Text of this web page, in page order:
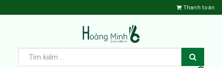
Thanh toán